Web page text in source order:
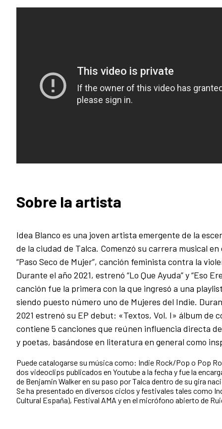
Sobre la artista
Idea Blanco es una joven artista emergente de la
de la ciudad de Talca. Comenzó su carrera musical en
“Paso Seco de Mujer”, canción feminista contra la
Durante el año 2021, estrenó “Lo Que Ayuda” y “Eso
canción fue la primera con la que ingresó a una
siendo puesto número uno de Mujeres del Indie.
2021 estrenó su EP debut: «Textos, Vol. I» álbum de
contiene 5 canciones que reúnen influencia directa
y poetas, basándose en literatura en general como
Puede catalogarse su música como: Indie Rock/Pop o Pop
dos videoclips publicados en Youtube a la fecha y fue la
de Benjamin Walker en su paso por Talca dentro de su gira
Se ha presentado en diversos ciclos y festivales tales como
Cultural España), Festival AMA y en el micrófono abierto de